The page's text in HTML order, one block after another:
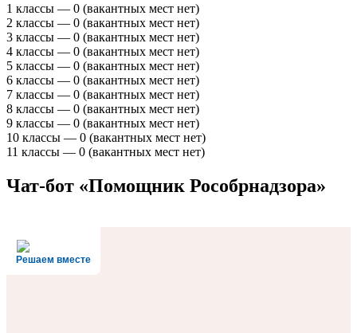
1 классы — 0 (вакантных мест нет)
2 классы — 0 (вакантных мест нет)
3 классы — 0 (вакантных мест нет)
4 классы — 0 (вакантных мест нет)
5 классы — 0 (вакантных мест нет)
6 классы — 0 (вакантных мест нет)
7 классы — 0 (вакантных мест нет)
8 классы — 0 (вакантных мест нет)
9 классы — 0 (вакантных мест нет)
10 классы — 0 (вакантных мест нет)
11 классы — 0 (вакантных мест нет)
Чат-бот «Помощник Рособрнадзора»
Решаем вместе